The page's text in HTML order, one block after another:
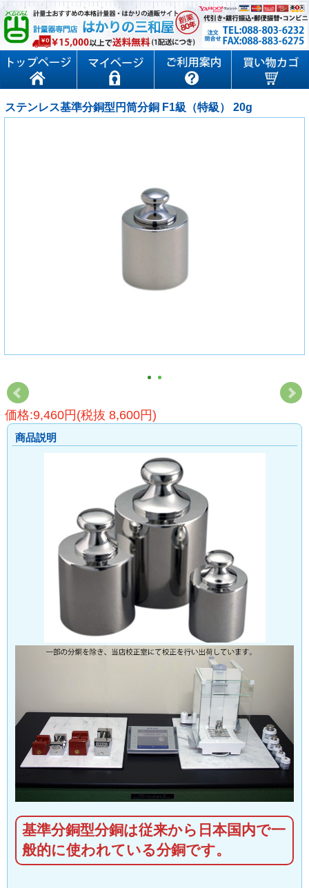
ステンレス基準分銅型円筒分銅 F1級（特級） 20g
価格:9,460円(税抜 8,600円)
商品説明
基準分銅型分銅は従来から日本国内で一
般的に使われている分銅です。